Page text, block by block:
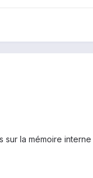
sur la mémoire